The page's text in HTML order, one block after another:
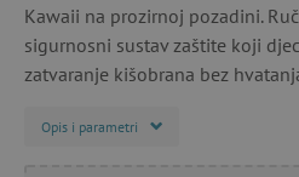
Kawaii na prozirnoj pozadini.
sigurnosni sustav zaštite koji
zatvaranje kišobrana bez
Opis i parametri